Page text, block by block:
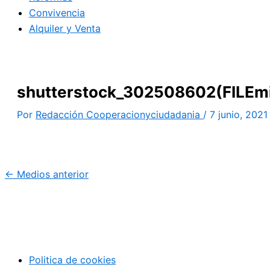
Convivencia
Alquiler y Venta
Por Redacción Cooperacionyciudadania / 7 junio, 2021
← Medios anterior
Politica de cookies